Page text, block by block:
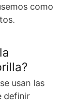
como
usan las
definir